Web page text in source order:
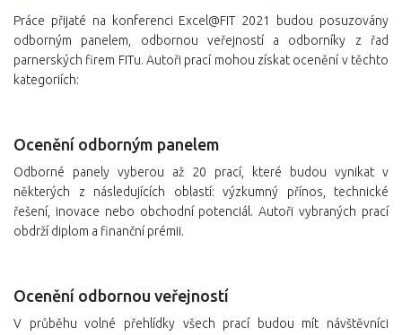
Práce přijaté na konferenci Excel@FIT 2021 budou posuzovány
odborným panelem, odbornou veřejností a odborníky z řad
parnerských firem FITu. Autoři prací mohou získat ocenění v těchto
kategoriích:
Ocenění odborným panelem
Odborné panely vyberou až 20 prací, které budou vynikat v
některých z následujících oblastí: výzkumný přínos, technické
řešení, inovace nebo obchodní potenciál. Autoři vybraných prací
obdrží diplom a finanční prémii.
Ocenění odbornou veřejností
V průběhu volné přehlídky všech prací budou mít návštěvníci